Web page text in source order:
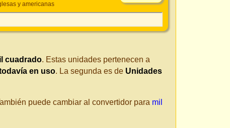
y americanas
cuadrado. Estas unidades pertenecen a
en uso. La segunda es de Unidades
puede cambiar al convertidor para mil